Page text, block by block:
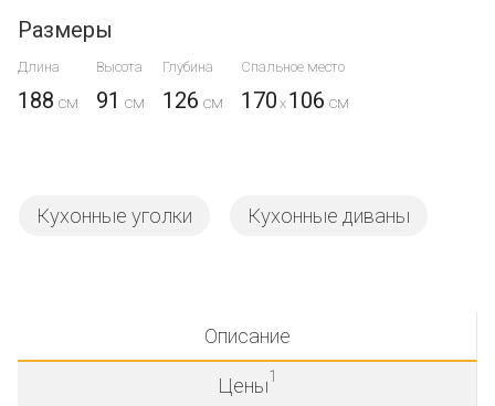
Размеры
Длина Высота Глубина Спальное место
188 91 126 170 x 106
Кухонные уголки Кухонные диваны
Описание
Цены1